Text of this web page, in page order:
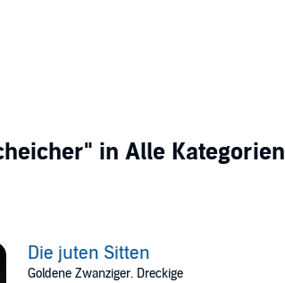
in Alle Kategorien
Die juten Sitten
Goldene Zwanziger. Dreckige